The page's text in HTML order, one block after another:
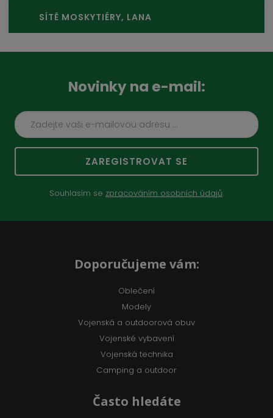
SÍTĚ MOSKYTIÉRY, LANA
Novinky na e-mail:
ZAREGISTROVAT SE
Souhlasím se zpracováním osobních údajů.
Doporučujeme vám:
Oblečení
Modely
Vojenská a outdoorová obuv
Vojenské vybavení
Vojenská technika
Camping a outdoor
Často hledáte